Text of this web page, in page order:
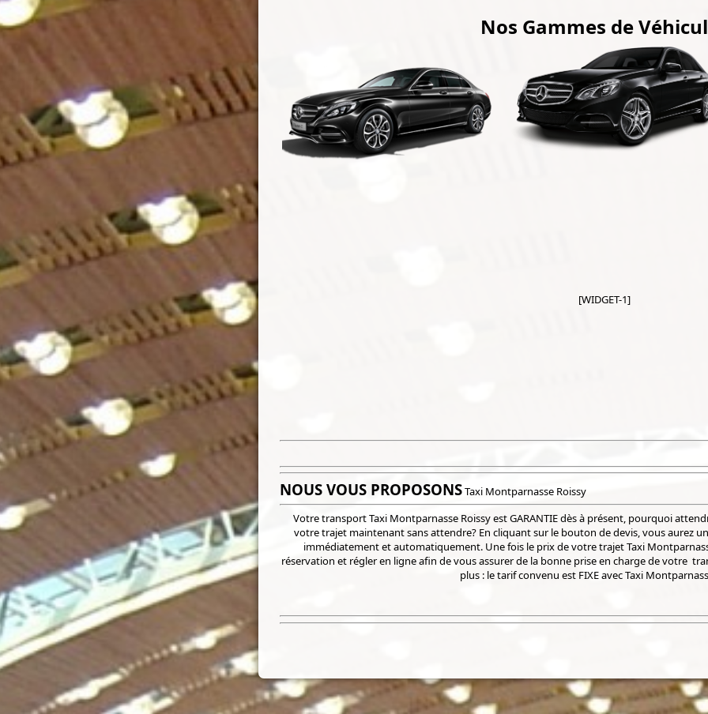
Nos Gammes de
[WIDGET-1]
NOUS VOUS PROPOSONSTaxi Montparnasse Roissy
Votre transport Taxi Montparnasse Roissy est GARANTIE dès à présent, pourquoi
votre trajet maintenant sans attendre? En cliquant sur le bouton de devis, vous aurez
immédiatement et automatiquement. Une fois le prix de votre trajet Taxi
réservation et régler en ligne afin de vous assurer de la bonne prise en charge de votre
plus : le tarif convenu est FIXE avec Taxi